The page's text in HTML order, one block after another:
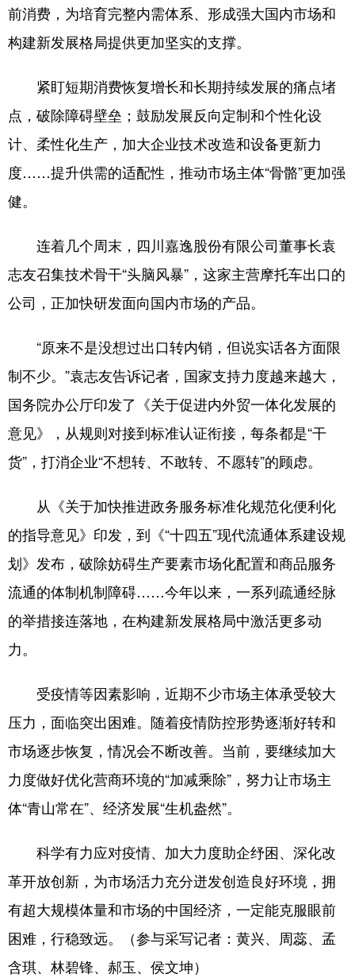
前消费，为培育完整内需体系、形成强大国内市场和
构建新发展格局提供更加坚实的支撑。
紧盯短期消费恢复增长和长期持续发展的痛点堵
点，破除障碍壁垒；鼓励发展反向定制和个性化设
计、柔性化生产，加大企业技术改造和设备更新力
度……提升供需的适配性，推动市场主体“骨骼”更加强
健。
连着几个周末，四川嘉逸股份有限公司董事长袁
志友召集技术骨干“头脑风暴”，这家主营摩托车出口的
公司，正加快研发面向国内市场的产品。
“原来不是没想过出口转内销，但说实话各方面限
制不少。”袁志友告诉记者，国家支持力度越来越大，
国务院办公厅印发了《关于促进内外贸一体化发展的
意见》，从规则对接到标准认证衔接，每条都是“干
货”，打消企业“不想转、不敢转、不愿转”的顾虑。
从《关于加快推进政务服务标准化规范化便利化
的指导意见》印发，到《“十四五”现代流通体系建设规
划》发布，破除妨碍生产要素市场化配置和商品服务
流通的体制机制障碍……今年以来，一系列疏通经脉
的举措接连落地，在构建新发展格局中激活更多动
力。
受疫情等因素影响，近期不少市场主体承受较大
压力，面临突出困难。随着疫情防控形势逐渐好转和
市场逐步恢复，情况会不断改善。当前，要继续加大
力度做好优化营商环境的“加减乘除”，努力让市场主
体“青山常在”、经济发展“生机盎然”。
科学有力应对疫情、加大力度助企纾困、深化改
革开放创新，为市场活力充分迸发创造良好环境，拥
有超大规模体量和市场的中国经济，一定能克服眼前
困难，行稳致远。（参与采写记者：黄兴、周蕊、孟
含琪、林碧锋、郝玉、侯文坤）